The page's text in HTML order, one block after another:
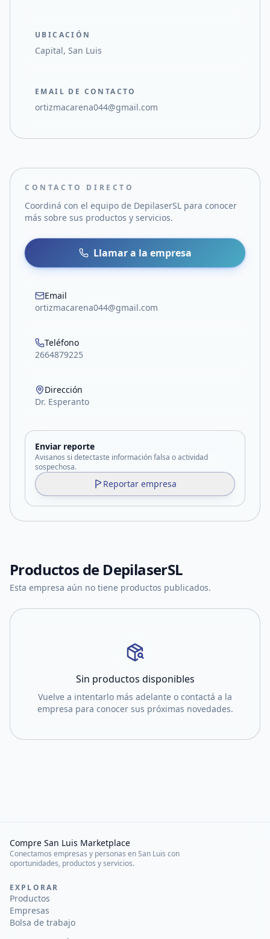
UBICACIÓN
Capital, San Luis
EMAIL DE CONTACTO
ortizmacarena044@gmail.com
CONTACTO DIRECTO
Coordiná con el equipo de DepilaserSL para conocer
más sobre sus productos y servicios.
Llamar a la empresa
Email
ortizmacarena044@gmail.com
Teléfono
2664879225
Dirección
Dr. Esperanto
Enviar reporte
Avisanos si detectaste información falsa o actividad
sospechosa.
Reportar empresa
Productos de DepilaserSL
Esta empresa aún no tiene productos publicados.
Sin productos disponibles
Vuelve a intentarlo más adelante o contactá a la
empresa para conocer sus próximas novedades.
Compre San Luis Marketplace
Conectamos empresas y personas en San Luis con
oportunidades, productos y servicios.
EXPLORAR
Productos
Empresas
Bolsa de trabajo